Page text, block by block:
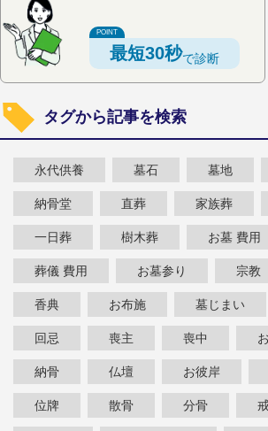
最短30秒で診断
タグから記事を検索
永代供養 墓石 墓地
納骨堂 直葬 家族葬
一日葬 樹木葬 お墓 費用
葬儀 費用 お墓参り 宗教
香典 お布施 墓じまい
回忌 喪主 喪中
納骨 仏壇 お彼岸
位牌 散骨 分骨